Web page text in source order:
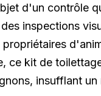
d'un contrôle
inspections
ce kit de
insufflant un